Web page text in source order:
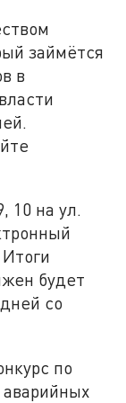
займётся
в
10 на ул.
будет
со
по